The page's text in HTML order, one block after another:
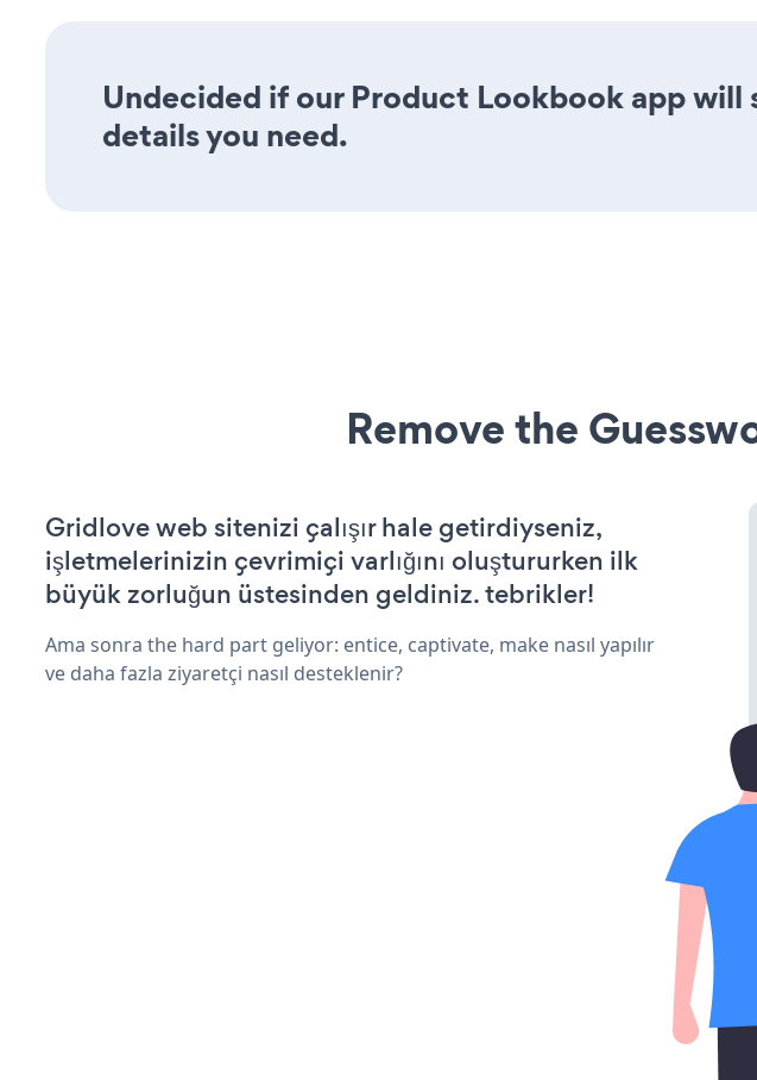
Undecided if our Product Lookbook app will
details you need.
Remove the
Gridlove web sitenizi çalışır hale getirdiyseniz,
işletmelerinizin çevrimiçi varlığını oluştururken ilk
büyük zorluğun üstesinden geldiniz. tebrikler!
Ama sonra the hard part geliyor: entice, captivate, make nasıl yapılır
ve daha fazla ziyaretçi nasıl desteklenir?